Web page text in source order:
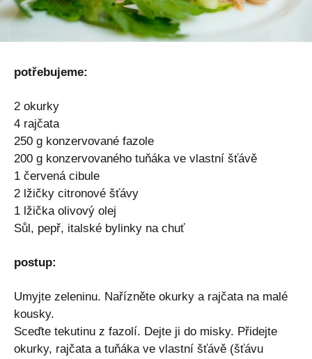
potřebujeme:
2 okurky
4 rajčata
250 g konzervované fazole
200 g konzervovaného tuňáka ve vlastní šťávě
1 červená cibule
2 lžičky citronové šťávy
1 lžička olivový olej
Sůl, pepř, italské bylinky na chuť
postup:
Umyjte zeleninu. Nařízněte okurky a rajčata na malé
kousky.
Sceďte tekutinu z fazolí. Dejte ji do misky. Přidejte
okurky, rajčata a tuňáka ve vlastní šťávě (šťávu